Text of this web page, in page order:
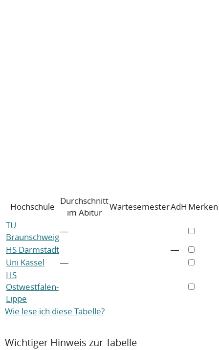
Hochschule
Durchschnitt
im Abitur
WartesemesterAdH Merken
TU
Braunschweig
―
HS Darmstadt
―
Uni Kassel
―
HS
Ostwestfalen-
Lippe
Wie lese ich diese Tabelle?
Wichtiger Hinweis zur Tabelle